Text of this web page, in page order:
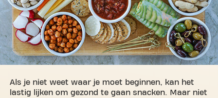
Als je niet weet waar je moet beginnen, kan het
lastig lijken om gezond te gaan snacken. Maar niet